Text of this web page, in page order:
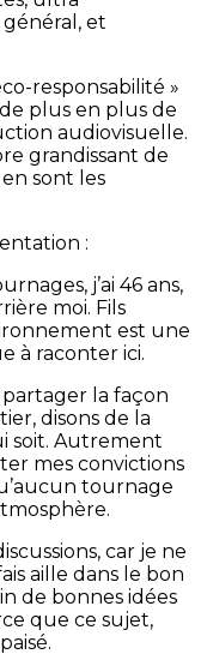
et
responsabilité »
plus en plus de
audiovisuelle.
grandissant de
sont les
:
j’ai 46 ans,
moi. Fils
est une
à raconter ici.
partager la façon
disons de la
soit. Autrement
mes convictions
tournage
car je ne
aille dans le bon
de bonnes idées
que ce sujet,